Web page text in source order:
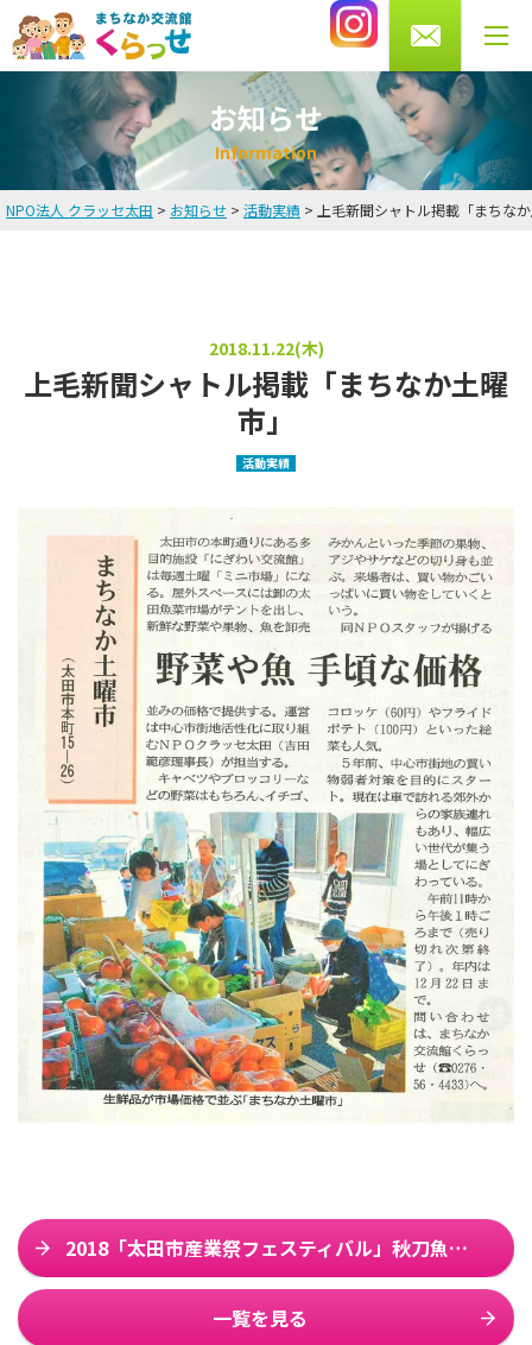
0276-56-4433
受付時間 月・水・木・金 10～13時/14～20時
土曜 9～16時まで（火・日曜休館）
HOME
講師・スタッフ紹介
プライバシーポリシー
お知らせ
Information
NPO法人 クラッセ太田 > お知らせ > 活動実績 > 上毛新聞シャトル掲載「まちな
2018.11.22(木)
上毛新聞シャトル掲載「まちなか土曜
市」
活動実績
2018「太田市産業祭フェスティバル」秋刀魚焼き協力参加
一覧を見る